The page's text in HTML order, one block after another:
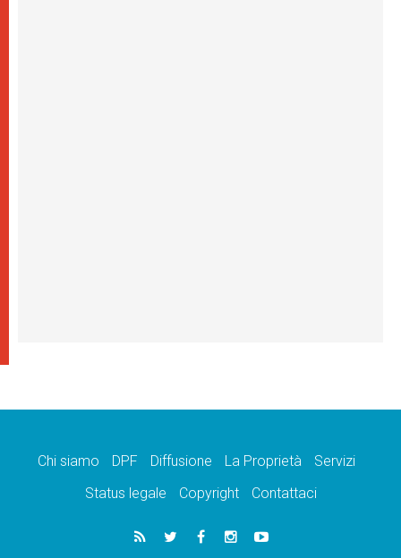
Chi siamo DPF Diffusione La Proprietà
Servizi
Status legale
Copyright Contattaci